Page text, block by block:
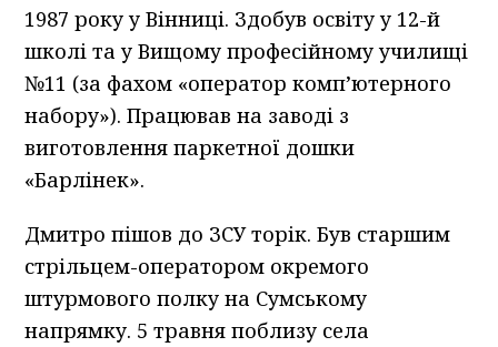
1987 року у Вінниці. Здобув освіту у 12-й
школі та у Вищому професійному училищі
№11 (за фахом «оператор комп’ютерного
набору»). Працював на заводі з
виготовлення паркетної дошки
«Барлінек».
Дмитро пішов до ЗСУ торік. Був старшим
стрільцем-оператором окремого
штурмового полку на Сумському
напрямку. 5 травня поблизу села